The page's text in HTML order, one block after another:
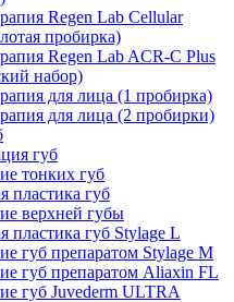
Regen Lab Cellular
пробирка)
Regen Lab ACR-C Plus
набор)
для лица (1 пробирка)
для лица (2 пробирки)
губ
тонких губ
пластика губ
верхней губы
пластика губ Stylage L
губ препаратом Stylage M
губ препаратом Aliaxin FL
губ Juvederm ULTRA